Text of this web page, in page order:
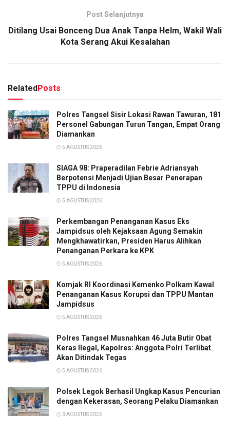
Post Selanjutnya
Ditilang Usai Bonceng Dua Anak Tanpa Helm, Wakil Wali
Kota Serang Akui Kesalahan
RelatedPosts
Polres Tangsel Sisir Lokasi Rawan Tawuran, 181
Personel Gabungan Turun Tangan, Empat Orang
Diamankan
5 AGUSTUS 2026
SIAGA 98: Praperadilan Febrie Adriansyah
Berpotensi Menjadi Ujian Besar Penerapan
TPPU di Indonesia
5 AGUSTUS 2026
Perkembangan Penanganan Kasus Eks
Jampidsus oleh Kejaksaan Agung Semakin
Mengkhawatirkan, Presiden Harus Alihkan
Penanganan Perkara ke KPK
5 AGUSTUS 2026
Komjak RI Koordinasi Kemenko Polkam Kawal
Penanganan Kasus Korupsi dan TPPU Mantan
Jampidsus
5 AGUSTUS 2026
Polres Tangsel Musnahkan 46 Juta Butir Obat
Keras Ilegal, Kapolres: Anggota Polri Terlibat
Akan Ditindak Tegas
5 AGUSTUS 2026
Polsek Legok Berhasil Ungkap Kasus Pencurian
dengan Kekerasan, Seorang Pelaku Diamankan
3 AGUSTUS 2026